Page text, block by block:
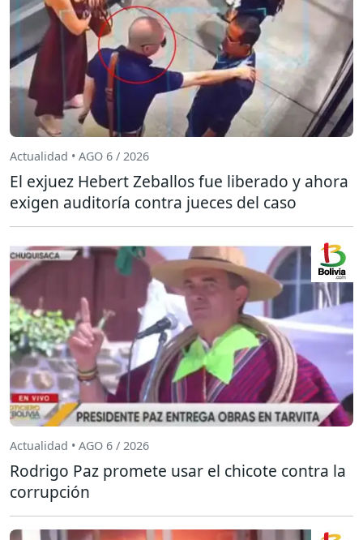
Actualidad • AGO 6 / 2026
El exjuez Hebert Zeballos fue liberado y ahora
exigen auditoría contra jueces del caso
Actualidad • AGO 6 / 2026
Rodrigo Paz promete usar el chicote contra la
corrupción